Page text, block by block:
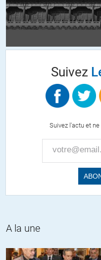
Bruno//29.06.2017 à
Vox pressi. Vox dei.
Otâneries//
Pecunia Eleison. Kyrie
Gloire au Moloch d’Or.
Amen. (Cum grano salis).
Duracuir
Je crois que cette mandature
Suivez
Suivez l'actu et
A la une